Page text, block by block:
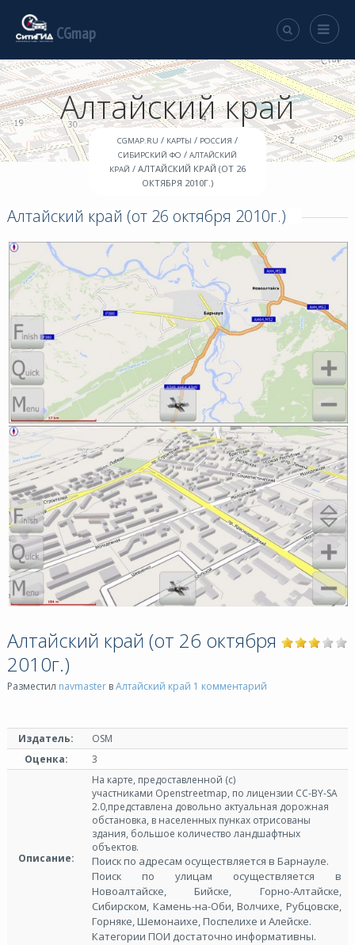
CGmap
Алтайский край
CGMAP.RU / КАРТЫ / РОССИЯ /
СИБИРСКИЙ ФО / АЛТАЙСКИЙ
КРАЙ / АЛТАЙСКИЙ КРАЙ (ОТ 26
ОКТЯБРЯ 2010Г.)
Алтайский край (от 26 октября 2010г.)
Алтайский край (от 26 октября
2010г.)
Разместил navmaster вАлтайский край 1 комментарий
Издатель:
OSM
Оценка:
3
Описание:
На карте, предоставленной (с)
участниками Openstreetmap, по лицензии СС-BY-SA
2.0,представлена довольно актуальная дорожная
обстановка, в населенных пунках отрисованы
здания, большое количество ландшафтных
объектов.
Поиск по адресам осуществляется в Барнауле.
Поиск по улицам осуществляется в
Новоалтайске, Бийске, Горно-Алтайске,
Сибирском, Камень-на-Оби, Волчихе, Рубцовске,
Горняке, Шемонаихе, Поспелихе и Алейске.
Категории ПОИ достаточно информативны.